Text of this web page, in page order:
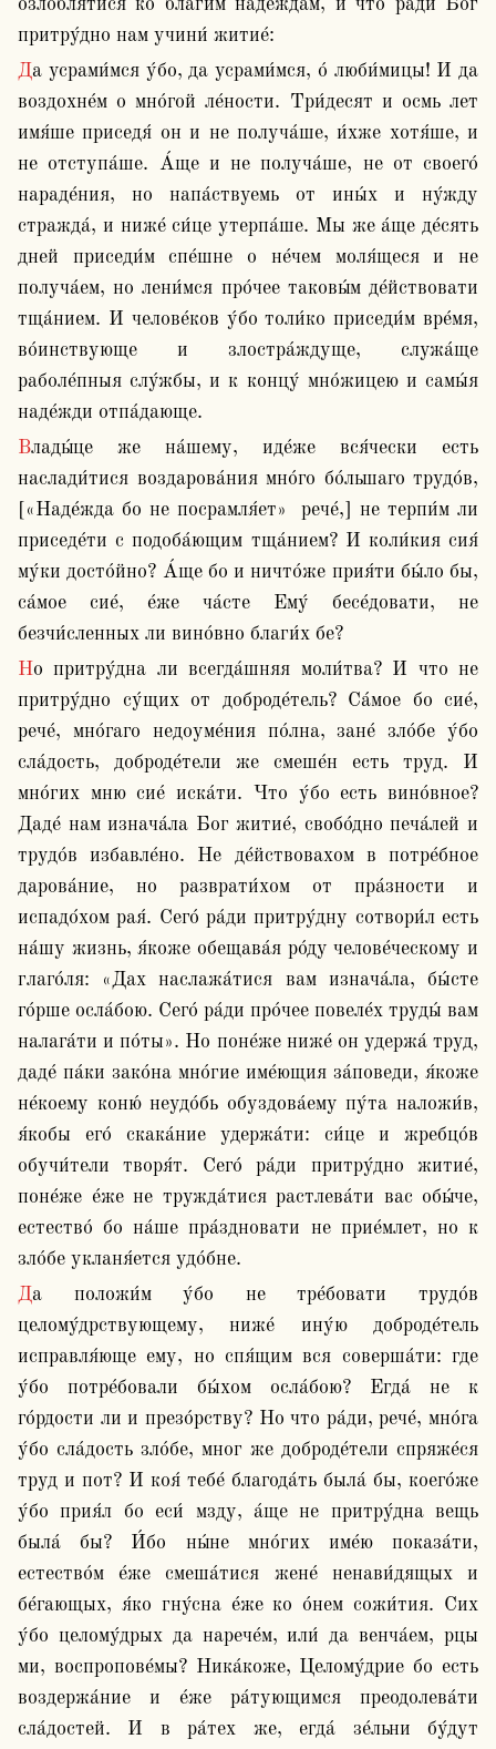
озлобля́тися ко благи́м наде́ждам, и что ра́ди Бог
притру́дно нам учини́ житие́:
Да усрами́мся у́бо, да усрами́мся, о́ люби́мицы! И да
воздохне́м о мно́гой ле́ности. Три́десят и осмь лет
имя́ше приседя́ он и не получа́ше, и́хже хотя́ше, и
не отступа́ше. А́ще и не получа́ше, не от своего́
нараде́ния, но напа́ствуемь от ины́х и ну́жду
стражда́, и ниже́ си́це утерпа́ше. Мы же а́ще де́сять
дней приседи́м спе́шне о не́чем моля́щеся и не
получа́ем, но лени́мся про́чее таковы́м де́йствовати
тща́нием. И челове́ков у́бо толи́ко приседи́м вре́мя,
во́инствующе и злостра́ждуще, служа́ще
раболе́пныя слу́жбы, и к концу́ мно́жицею и самы́я
наде́жди отпа́дающе.
Влады́це же на́шему, иде́же вся́чески есть
наслади́тися воздарова́ния мно́го бо́льшаго трудо́в,
[«Наде́жда бо не посрамля́ет»  рече́,] не терпи́м ли
приседе́ти с подоба́ющим тща́нием? И коли́кия сия́
му́ки досто́йно? А́ще бо и ничто́же прия́ти бы́ло бы,
са́мое сие́, е́же ча́сте Ему́ бесе́довати, не
безчи́сленных ли вино́вно благи́х бе?
Но притру́дна ли всегда́шняя моли́тва? И что не
притру́дно су́щих от доброде́тель? Са́мое бо сие́,
рече́, мно́гаго недоуме́ния по́лна, зане́ зло́бе у́бо
сла́дость, доброде́тели же смеше́н есть труд. И
мно́гих мню сие́ иска́ти. Что у́бо есть вино́вное?
Даде́ нам изнача́ла Бог житие́, свобо́дно печа́лей и
трудо́в избавле́но. Не де́йствовахом в потре́бное
дарова́ние, но разврати́хом от пра́зности и
испадо́хом рая́. Сего́ ра́ди притру́дну сотвори́л есть
на́шу жизнь, я́коже обещава́я ро́ду челове́ческому и
глаго́ля: «Дах наслажа́тися вам изнача́ла, бы́сте
го́рше осла́бою. Сего́ ра́ди про́чее повеле́х труды́ вам
налага́ти и по́ты». Но поне́же ниже́ он удержа́ труд,
даде́ па́ки зако́на мно́гие име́ющия за́поведи, я́коже
не́коему коню́ неудо́бь обуздова́ему пу́та наложи́в,
я́кобы его́ скака́ние удержа́ти: си́це и жребцо́в
обучи́тели творя́т. Сего́ ра́ди притру́дно житие́,
поне́же е́же не тружда́тися растлева́ти вас обы́че,
естество́ бо на́ше пра́здновати не прие́млет, но к
зло́бе укланя́ется удо́бне.
Да положи́м у́бо не тре́бовати трудо́в
целому́дрствующему, ниже́ ину́ю доброде́тель
исправля́юще ему, но спя́щим вся соверша́ти: где
у́бо потре́бовали бы́хом осла́бою? Егда́ не к
го́рдости ли и презо́рству? Но что ра́ди, рече́, мно́га
у́бо сла́дость зло́бе, мног же доброде́тели спряже́ся
труд и пот? И коя́ тебе́ благода́ть была́ бы, коего́же
у́бо прия́л бо еси́ мзду, а́ще не притру́дна вещь
была́ бы? И́бо ны́не мно́гих име́ю показа́ти,
естество́м е́же смеша́тися жене́ ненави́дящых и
бе́гающых, я́ко гну́сна е́же ко о́нем сожи́тия. Сих
у́бо целому́дрых да нарече́м, или́ да венча́ем, рцы
ми, воспропове́мы? Ника́коже, Целому́дрие бо есть
воздержа́ние и е́же ра́тующимся преодолева́ти
сла́достей. И в ра́тех же, егда́ зе́льни бу́дут